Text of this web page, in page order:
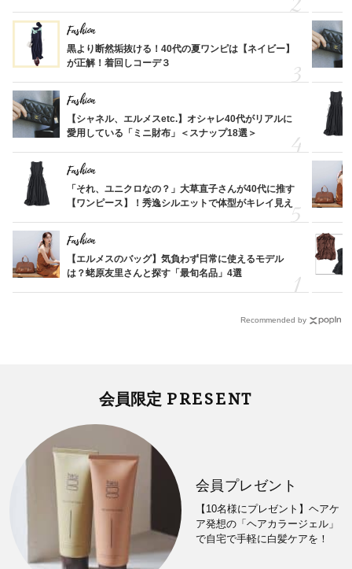
Fashion
黒より断然垢抜ける！40代の夏ワンピは【ネイビー】
が正解！着回しコーデ３
Fashion
【シャネル、エルメスetc.】オシャレ40代がリアルに
愛用している「ミニ財布」＜スナップ18選＞
Fashion
「それ、ユニクロなの？」大草直子さんが40代に推す
【ワンピース】！秀逸シルエットで体型がキレイ見え
Fashion
【エルメスのバッグ】気負わず日常に使えるモデル
は？蛯原友里さんと探す「最旬名品」4選
Recommended by
会員限定 PRESENT
会員プレゼント
【10名様にプレゼント】ヘアケ
ア発想の「ヘアカラージェル」
で自宅で手軽に白髪ケアを！